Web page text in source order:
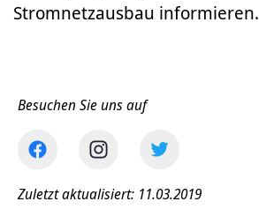
Stromnetzausbau informieren.
Besuchen Sie uns auf
Zuletzt aktualisiert: 11.03.2019